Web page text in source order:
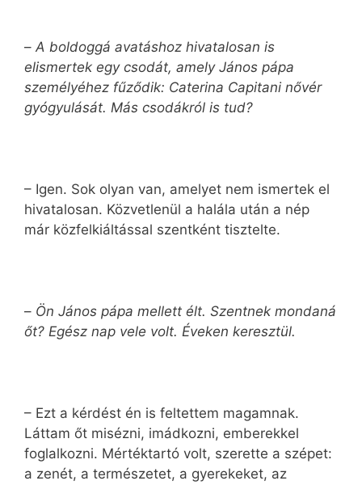
– A boldoggá avatáshoz hivatalosan is
elismertek egy csodát, amely János pápa
személyéhez fűződik: Caterina Capitani nővér
gyógyulását. Más csodákról is tud?
– Igen. Sok olyan van, amelyet nem ismertek el
hivatalosan. Közvetlenül a halála után a nép
már közfelkiáltással szentként tisztelte.
– Ön János pápa mellett élt. Szentnek mondaná
őt? Egész nap vele volt. Éveken keresztül.
– Ezt a kérdést én is feltettem magamnak.
Láttam őt misézni, imádkozni, emberekkel
foglalkozni. Mértéktartó volt, szerette a szépet:
a zenét, a természetet, a gyerekeket, az